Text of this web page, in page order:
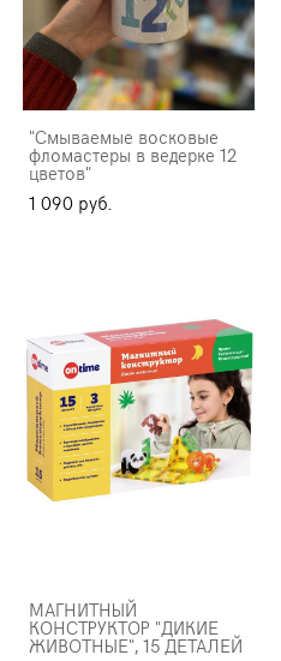
"Смываемые восковые
фломастеры в ведерке 12
цветов"
1 090 pуб.
МАГНИТНЫЙ
КОНСТРУКТОР "ДИКИЕ
ЖИВОТНЫЕ", 15 ДЕТАЛЕЙ